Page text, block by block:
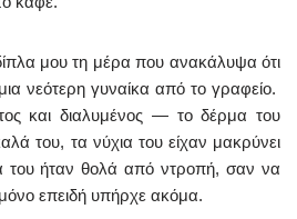
μου τη μέρα που ανακάλυψα ότι
νεότερη γυναίκα από το γραφείο.
και διαλυμένος — το δέρμα του
του, τα νύχια του είχαν μακρύνει
του ήταν θολά από ντροπή, σαν να
επειδή υπήρχε ακόμα.